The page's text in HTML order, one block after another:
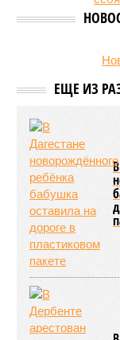
на
обороту
ЕЩЕ ИЗ